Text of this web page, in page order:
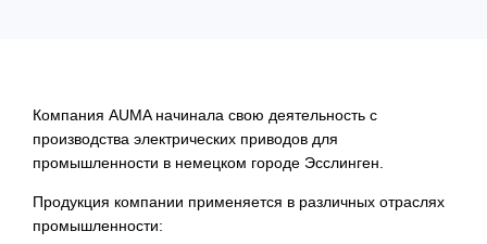
Компания AUMA начинала свою деятельность с
производства электрических приводов для
промышленности в немецком городе Эсслинген.
Продукция компании применяется в различных отраслях
промышленности: